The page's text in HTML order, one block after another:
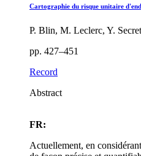
Cartographie du risque unitaire
P. Blin, M. Leclerc, Y.
pp. 427–451
Record
Abstract
FR:
Actuellement, en